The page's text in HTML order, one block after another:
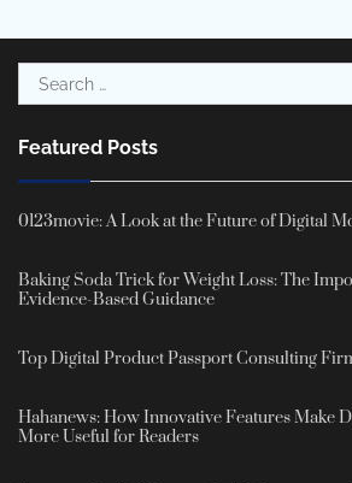
Search
for:
Featured Posts
0123movie: A Look at the Future of Digital
Baking Soda Trick for Weight Loss: The
Evidence-Based Guidance
Top Digital Product Passport Consulting
Hahanews: How Innovative Features Make
More Useful for Readers